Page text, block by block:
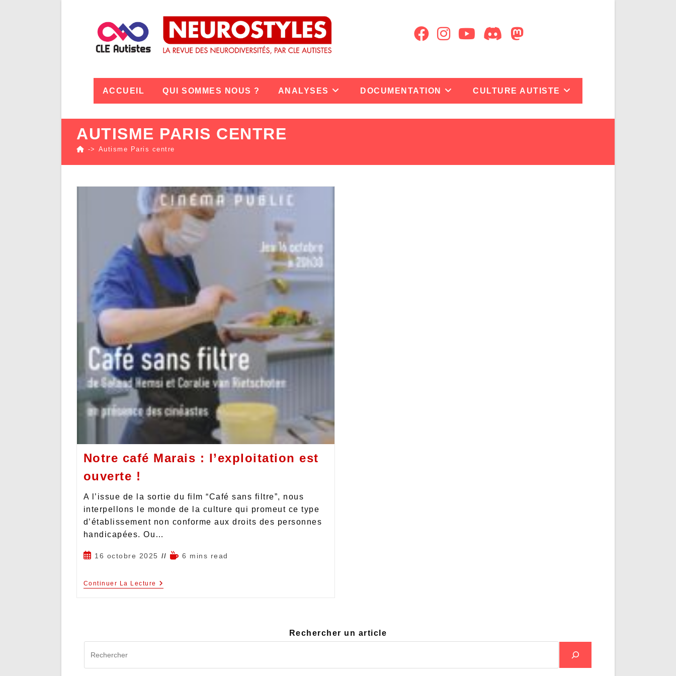
ACCUEIL QUI SOMMES NOUS ? ANALYSES DOCUMENTATION CULTURE AUTISTE
AUTISME PARIS CENTRE
-> Autisme Paris centre
Notre café Marais : l’exploitation est
ouverte !
A l’issue de la sortie du film “Café sans filtre”, nous
interpellons le monde de la culture qui promeut ce type
d’établissement non conforme aux droits des personnes
handicapées. Ou…
16 octobre 2025 6 mins read
Continuer La Lecture
Rechercher un article